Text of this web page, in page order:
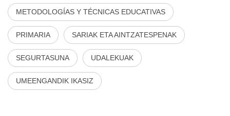
METODOLOGÍAS Y TÉCNICAS EDUCATIVAS
PRIMARIA SARIAK ETA AINTZATESPENAK
SEGURTASUNA UDALEKUAK
UMEENGANDIK IKASIZ